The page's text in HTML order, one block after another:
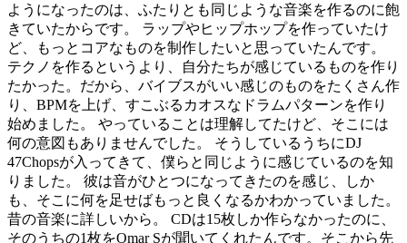
ようになったのは、ふたりとも同じような音楽を作るのに飽
きていたからです。 ラップやヒップホップを作っていたけ
ど、もっとコアなものを制作したいと思っていたんです。
テクノを作るというより、自分たちが感じているものを作り
たかった。だから、バイブスがいい感じのものをたくさん作
り、BPMを上げ、すこぶるカオスなドラムパターンを作り
始めました。 やっていることは理解してたけど、そこには
何の意図もありませんでした。 そうしているうちにDJ
47Chopsが入ってきて、僕らと同じように感じているのを知
りました。 彼は音がひとつになってきたのを感じ、しか
も、そこに何を足せばもっと良くなるかわかっていました。
昔の音楽に詳しいから。 CDは15枚しか作らなかったのに、
そのうちの1枚をOmar Sが聞いてくれたんです。そこから先